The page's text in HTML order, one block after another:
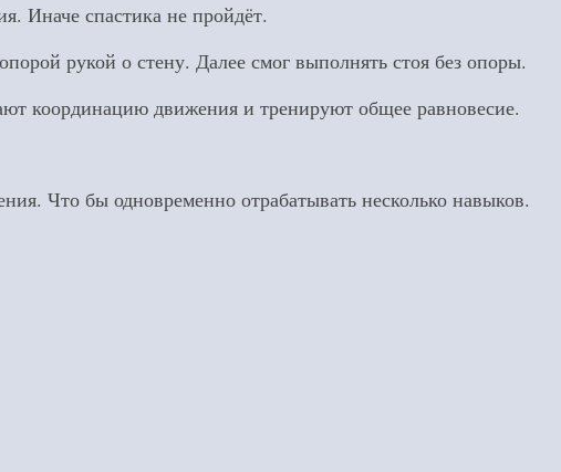
Иначе спастика не пройдёт.
рукой о стену. Далее смог выполнять стоя без опоры.
координацию движения и тренируют общее равновесие.
Что бы одновременно отрабатывать несколько навыков.